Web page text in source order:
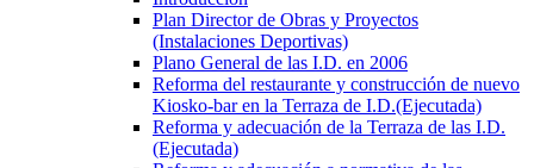
Plan Director de Obras y Proyectos
(Instalaciones Deportivas)
Plano General de las I.D. en 2006
Reforma del restaurante y construcción de nuevo
Kiosko-bar en la Terraza de I.D.(Ejecutada)
Reforma y adecuación de la Terraza de las I.D.
(Ejecutada)